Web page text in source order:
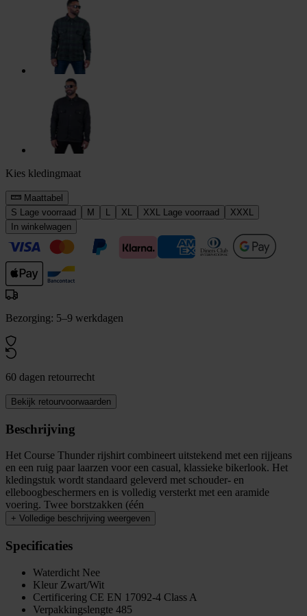
Kies kledingmaat
Maattabel
S
Lage voorraad M XL XXL Lage voorraad
XXXL
In winkelwagen
Bezorging: 5–9 werkdagen
60 dagen retourrecht
Bekijk retourvoorwaarden
Beschrijving
Het Course Thunder rijshirt combineert uitstekend met een rijjeans
en een ruig paar laarzen voor een casual, klassieke bikerlook. Het
kledingstuk wordt standaard geleverd met schouder- en
elleboogbeschermers en is volledig versterkt met een aramide
voering. Twee borstzakken (één
+ Volledige beschrijving weergeven
Specificaties
Waterdicht Nee
Kleur Zwart/Wit
Certificering CE EN 17092-4 Class A
Verpakkingslengte 485